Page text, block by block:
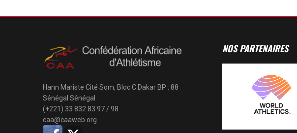
Hann Mariste Cité Som, Bloc C DakarBP : 88
Sénégal Sénégal
(+221) 33 832 83 97 / 98
caa@caaweb.org
NOS PARTENAIRES